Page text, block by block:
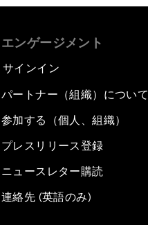
エンゲージメント
サインイン
パートナー（組織）について
参加する（個人、組織）
プレスリリース登録
ニュースレター購読
連絡先 (英語のみ)